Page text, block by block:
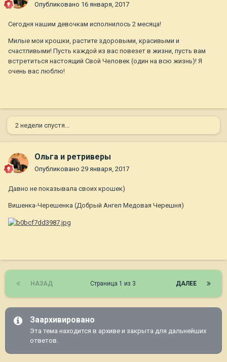
Опубликовано 16 января, 2017
Сегодня нашим девочкам исполнилось 2 месяца!
Милые мои крошки, растите здоровыми, красивыми и
счастливыми! Пусть каждой из вас повезет в жизни, пусть вам
встретиться настоящий Свой Человек (один на всю жизнь)! Я
очень вас люблю!
2 недели спустя...
Ольга и ретриверы
Опубликовано 29 января, 2017
Давно не показывала своих крошек)
Вишенка-Черешенка (Добрый Ангел Медовая Черешня)
НАЗАД ДАЛЕЕ
Страница 1 из 3
Заархивировано
Эта тема находится в архиве и закрыта для дальнейших
ответов.